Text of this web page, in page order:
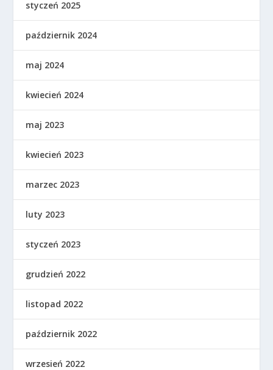
styczeń 2025
październik 2024
maj 2024
kwiecień 2024
maj 2023
kwiecień 2023
marzec 2023
luty 2023
styczeń 2023
grudzień 2022
listopad 2022
październik 2022
wrzesień 2022